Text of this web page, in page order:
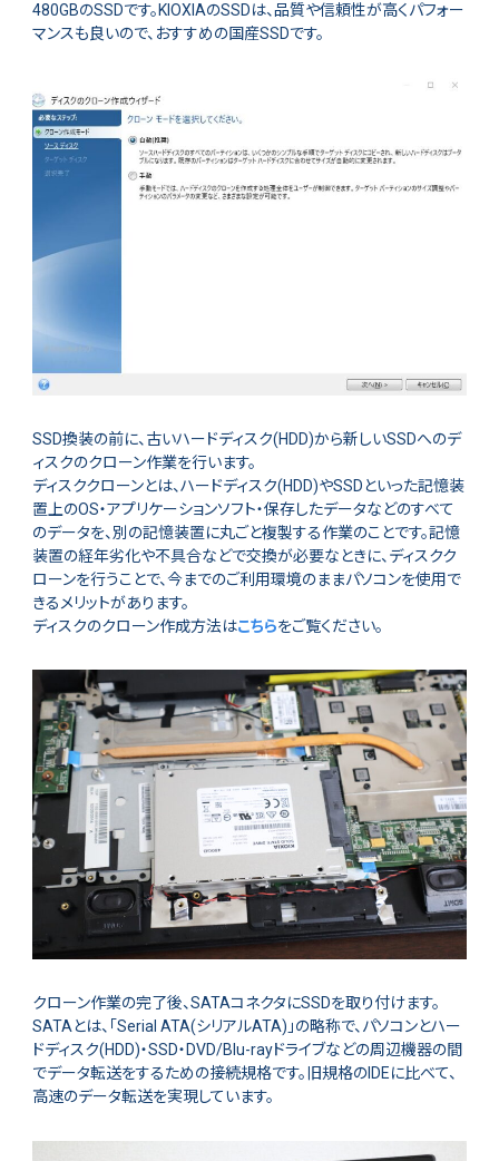
480GBのSSDです。KIOXIAのSSDは、品質や信頼性が高くパフォー
マンスも良いので、おすすめの国産SSDです。
SSD換装の前に、古いハードディスク(HDD)から新しいSSDへのデ
ィスクのクローン作業を行います。
ディスククローンとは、ハードディスク(HDD)やSSDといった記憶装
置上のOS・アプリケーションソフト・保存したデータなどのすべて
のデータを、別の記憶装置に丸ごと複製する作業のことです。記憶
装置の経年劣化や不具合などで交換が必要なときに、ディスクク
ローンを行うことで、今までのご利用環境のままパソコンを使用で
きるメリットがあります。
ディスクのクローン作成方法はこちらをご覧ください。
クローン作業の完了後、SATAコネクタにSSDを取り付けます。
SATAとは、「Serial ATA(シリアルATA)」の略称で、パソコンとハー
ドディスク(HDD)・SSD・DVD/Blu-rayドライブなどの周辺機器の間
でデータ転送をするための接続規格です。旧規格のIDEに比べて、
高速のデータ転送を実現しています。